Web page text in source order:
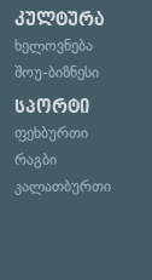
კულტურა
ხელოვნება
შოუ-ბიზნესი
სპორტი
ფეხბურთი
რაგბი
კალათბურთი